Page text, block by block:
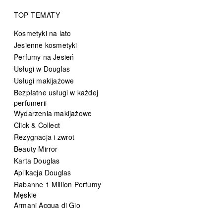
TOP TEMATY
Kosmetyki na lato
Jesienne kosmetyki
Perfumy na Jesień
Usługi w Douglas
Usługi makijażowe
Bezpłatne usługi w każdej
perfumerii
Wydarzenia makijażowe
Click & Collect
Rezygnacja i zwrot
Beauty Mirror
Karta Douglas
Aplikacja Douglas
Rabanne 1 Million Perfumy
Męskie
Armani Acqua di Gio